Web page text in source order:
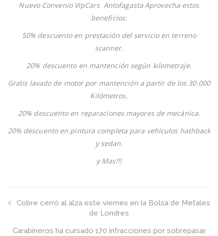
Service
Nuevo Convenio VipCars Antofagasta Aprovecha estos
beneficios:
50% descuento en prestación del servicio en terreno
scanner.
20% descuento en mantención según kilometraje.
Gratis lavado de motor por mantención a partir de los 30.000
Kilómetros.
20% descuento en reparaciones mayores de mecánica.
20% descuento en pintura completa para vehículos hathback
y sedan.
y Mas!!!
Cobre cerró al alza este viernes en la Bolsa de Metales
de Londres
Carabineros ha cursado 170 infracciones por sobrepasar